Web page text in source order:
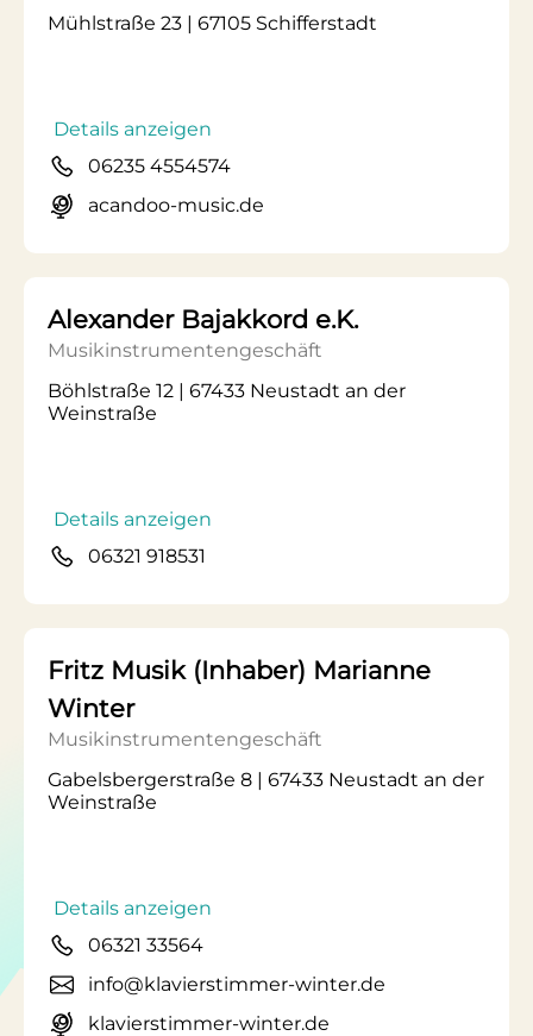
Mühlstraße 23 | 67105 Schifferstadt
Details anzeigen
06235 4554574
acandoo-music.de
Alexander Bajakkord e.K.
Musikinstrumentengeschäft
Böhlstraße 12 | 67433 Neustadt an der
Weinstraße
Details anzeigen
06321 918531
Fritz Musik (Inhaber) Marianne
Winter
Musikinstrumentengeschäft
Gabelsbergerstraße 8 | 67433 Neustadt an der
Weinstraße
Details anzeigen
06321 33564
info@klavierstimmer-winter.de
klavierstimmer-winter.de